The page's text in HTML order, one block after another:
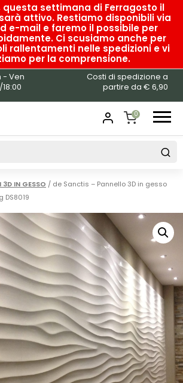
questa settimana di Ferragosto il
attivo. Restiamo disponibili via
e-mail e faremo il possibile per
Ci scusiamo anche per
rallentamenti nelle spedizioni e vi
per la comprensione.
- Ven
Costi di spedizione a
partire da € 6,90
0
SHOPPING
3D IN GESSO / de Sanctis – Pannello 3D in gesso
DS8019